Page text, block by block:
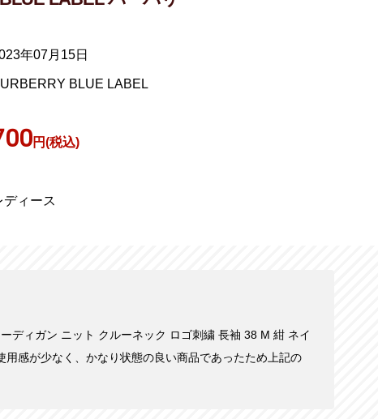
年07月15日
BLUE LABEL
円(税込)
ディース
ディガン ニット クルーネック ロゴ刺繍 長袖 38 M 紺 ネイ
感が少なく、かなり状態の良い商品であったため上記の